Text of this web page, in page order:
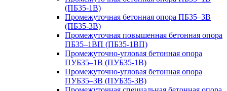
(ПБ35-1В)
Промежуточная бетонная опора ПБ35–3В
(ПБ35-3В)
Промежуточная повышенная бетонная опора
ПБ35–1ВП (ПБ35-1ВП)
Промежуточно-угловая бетонная опора
ПУБ35–1В (ПУБ35-1В)
Промежуточно-угловая бетонная опора
ПУБ35–3В (ПУБ35-3В)